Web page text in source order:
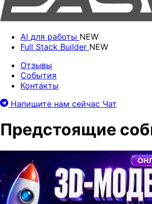
AI для работы NEW
Full Stack Builder NEW
Отзывы
События
Контакты
Напишите нам сейчас Чат
Предстоящие